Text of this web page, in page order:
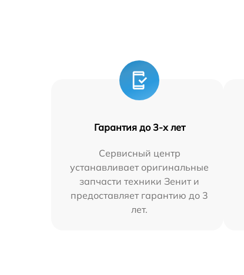
Гарантия до 3-х лет
Сервисный центр
устанавливает оригинальные
запчасти техники Зенит и
предоставляет гарантию до 3
лет.